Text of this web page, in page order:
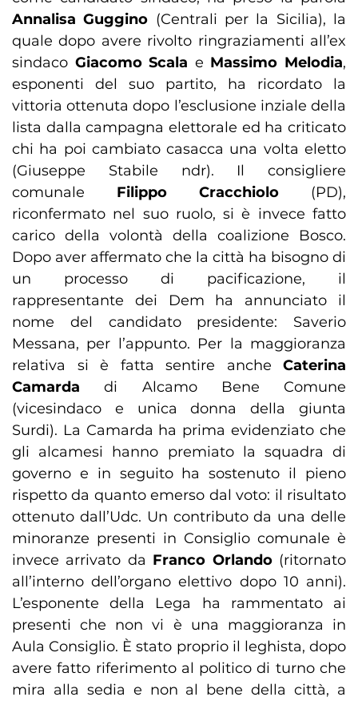
Annalisa Guggino (Centrali per la Sicilia), la
quale dopo avere rivolto ringraziamenti all’ex
sindaco Giacomo Scala e Massimo Melodia,
esponenti del suo partito, ha ricordato la
vittoria ottenuta dopo l’esclusione inziale della
lista dalla campagna elettorale ed ha criticato
chi ha poi cambiato casacca una volta eletto
(Giuseppe Stabile ndr). Il consigliere
comunale Filippo Cracchiolo (PD),
riconfermato nel suo ruolo, si è invece fatto
carico della volontà della coalizione Bosco.
Dopo aver affermato che la città ha bisogno di
un processo di pacificazione, il
rappresentante dei Dem ha annunciato il
nome del candidato presidente: Saverio
Messana, per l’appunto. Per la maggioranza
relativa si è fatta sentire anche Caterina
Camarda di Alcamo Bene Comune
(vicesindaco e unica donna della giunta
Surdi). La Camarda ha prima evidenziato che
gli alcamesi hanno premiato la squadra di
governo e in seguito ha sostenuto il pieno
rispetto da quanto emerso dal voto: il risultato
ottenuto dall’Udc. Un contributo da una delle
minoranze presenti in Consiglio comunale è
invece arrivato da Franco Orlando(ritornato
all’interno dell’organo elettivo dopo 10 anni).
L’esponente della Lega ha rammentato ai
presenti che non vi è una maggioranza in
Aula Consiglio. È stato proprio il leghista, dopo
avere fatto riferimento al politico di turno che
mira alla sedia e non al bene della città, a